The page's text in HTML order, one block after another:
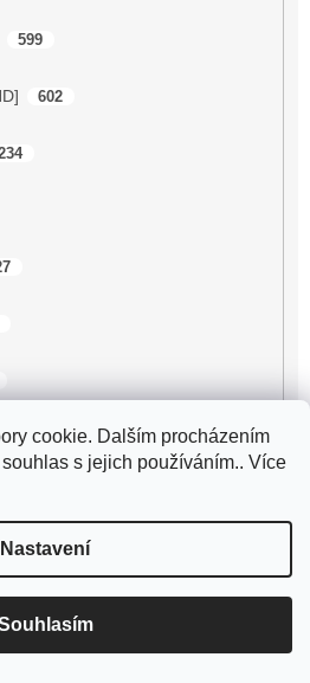
cookie. Dalším procházením
s jejich používáním.. Více
Nastavení
599
602